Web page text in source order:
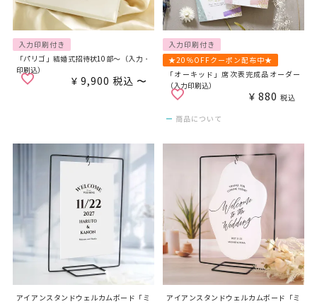
入力印刷付き
「パリゴ」結婚式招待状10部～（入力・
印刷込）
¥ 9,900 税込 〜
入力印刷付き
★20％OFFクーポン配布中★
「オーキッド」席次表完成品オーダー
（入力印刷込）
¥ 880 税込
商品について
アイアンスタンドウェルカムボード「ミ
アイアンスタンドウェルカムボード「ミ